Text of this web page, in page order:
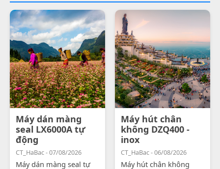
Máy dán màng
seal LX6000A tự
động
CT_HaBac - 07/08/2026
Máy dán màng seal tự
Máy hút chân
không DZQ400 -
inox
CT_HaBac - 06/08/2026
Máy hút chân không